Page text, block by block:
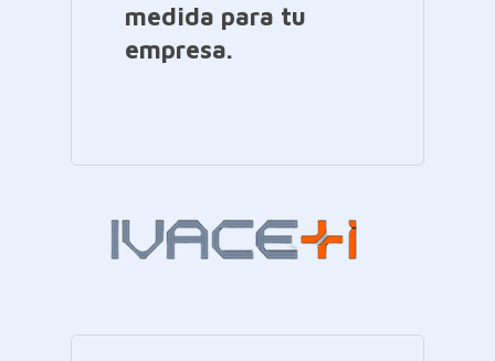
medida para tu
empresa.